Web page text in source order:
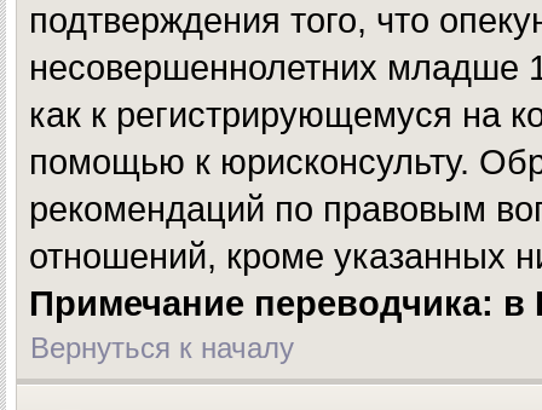
подтверждения того, что
несовершеннолетних младше
как к регистрирующемуся на
помощью к юрисконсульту.
рекомендаций по правовым
отношений, кроме указанных
Примечание переводчика:
Вернуться к началу